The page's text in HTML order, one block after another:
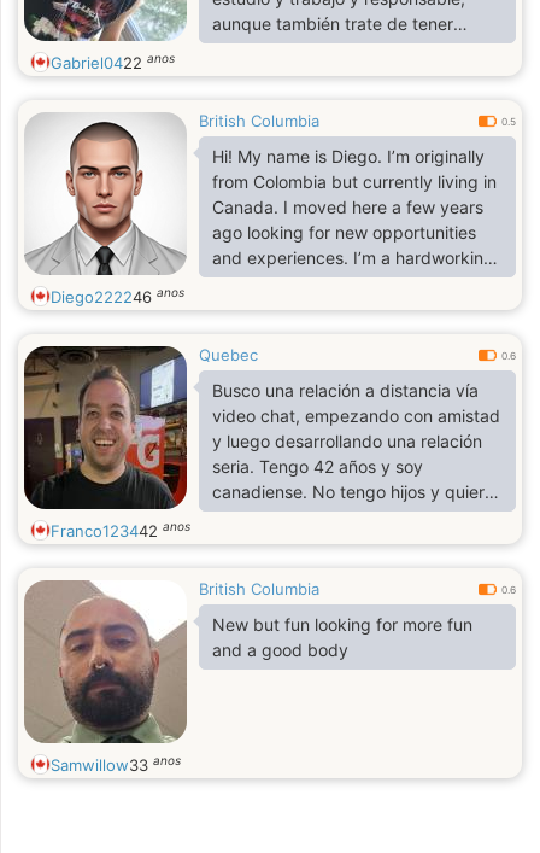
aunque también trate de tener
humor y de ser creativo
Gabriel0422 anos
British Columbia 0.5
Hi! My name is Diego. I’m originally
from Colombia but currently living in
Canada. I moved here a few years
ago looking for new opportunities
and experiences. I’m a hardworking
person, pretty easygoing, and I
enjoy good conversations, music,
like staying active and exploring
new places. I’m here to meet
interesting people, make friends,
and see where things go.
Diego222246 anos
Quebec 0.6
Busco una relación a distancia vía
video chat, empezando con amistad
y luego desarrollando una relación
seria. Tengo 42 años y soy
canadiense. No tengo hijos y quiero
formar una familia. Juego al hockey
y voy al gimnasio. A veces me gusta
Franco123442 anos
British Columbia 0.6
New but fun looking for more fun
and a good body
Samwillow33 anos